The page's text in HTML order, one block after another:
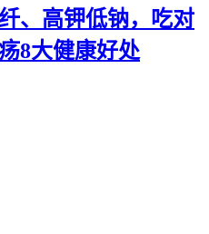
、高钾低钠，吃对
8大健康好处